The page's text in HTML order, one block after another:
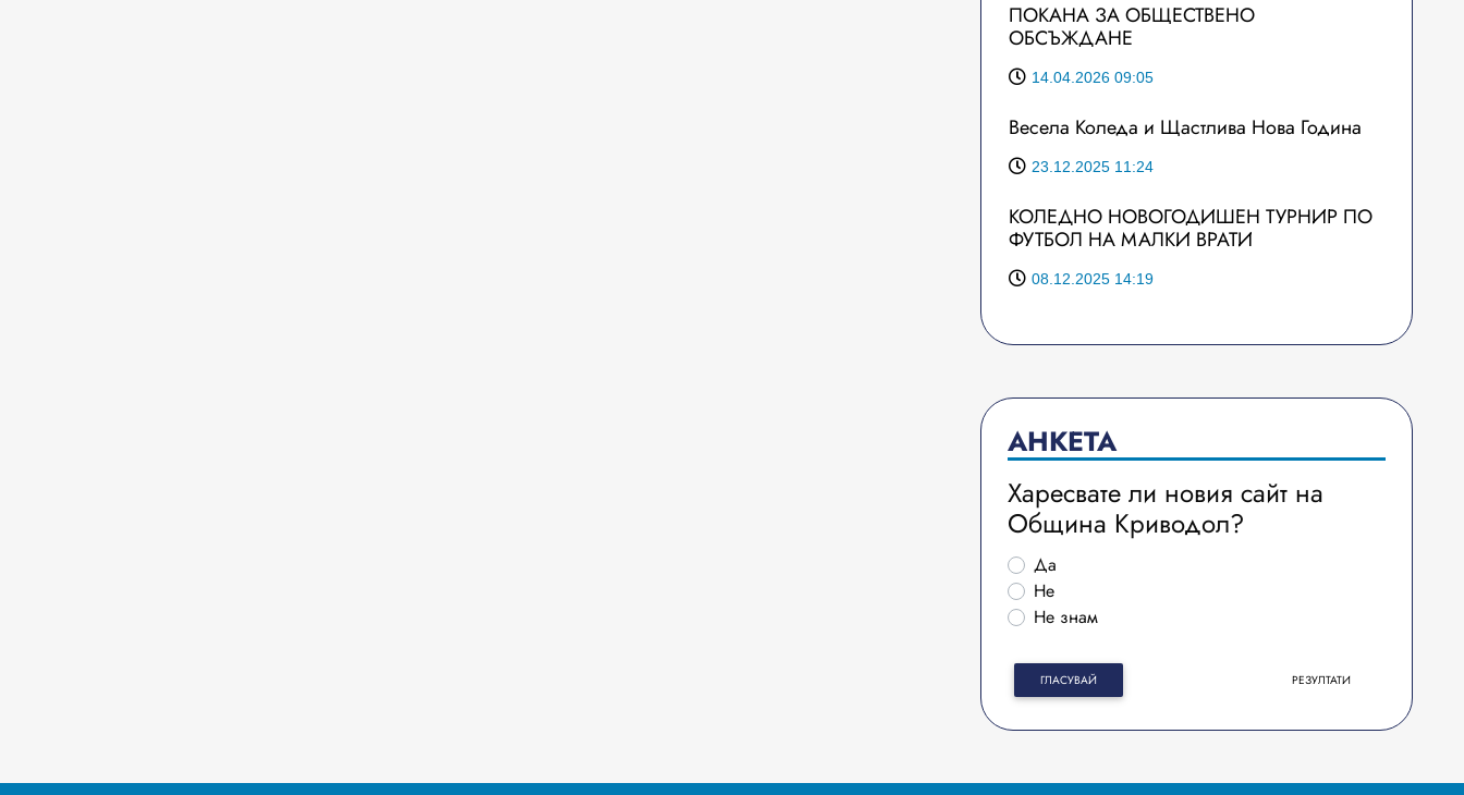
ПОКАНА ЗА ОБЩЕСТВЕНО
ОБСЪЖДАНЕ
14.04.2026 09:05
Весела Коледа и Щастлива Нова Година
23.12.2025 11:24
КОЛЕДНО НОВОГОДИШЕН ТУРНИР ПО
ФУТБОЛ НА МАЛКИ ВРАТИ
08.12.2025 14:19
АНКЕТА
Харесвате ли новия сайт на
Община Криводол?
Да
Не
Не знам
ГЛАСУВАЙ РЕЗУЛТАТИ